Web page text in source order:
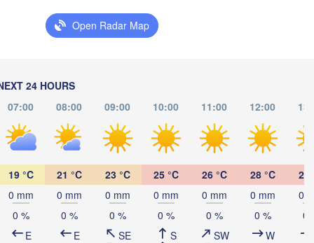
Open Radar Map
24 HOURS
07:00 08:00 09:00 10:00 11:00 12:00
19 °C
0 mm
0 %
E
21 °C
0 mm
0 %
E
23 °C
0 mm
0 %
SE
25 °C
0 mm
0 %
S
26 °C
0 mm
0 %
SW
28 °C
0 mm
0 %
W
29
0
0
(Zhytomyr)
Черкаси
(Cherkasy)
Хмельницький
(Khmelnytskyi)
Кременчук
(Kremenchuk)
Рівне
(Rivne)
(Mazyr)
Вінниця
Кривий Ріг
(Kryvyi Rih)
Кропивницький
(Kropyvnytskyi)
UKRAINE
Полтава
(Poltava)
Дніпро
(Dnipro)